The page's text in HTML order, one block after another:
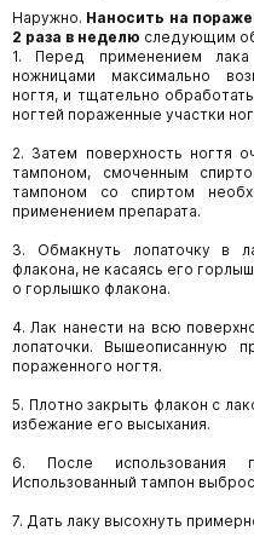
Наружно. Наносить на
2 раза в неделю следующим
1. Перед применением
ножницами максимально
ногтя, и тщательно
ногтей пораженные участки
2. Затем поверхность ногтя
тампоном, смоченным
тампоном со спиртом
применением препарата.
3. Обмакнуть лопаточку в
флакона, не касаясь его
о горлышко флакона.
4. Лак нанести на всю
лопаточки. Вышеописанную
пораженного ногтя.
5. Плотно закрыть флакон с
избежание его высыхания.
6. После использования
Использованный тампон
7. Дать лаку высохнуть